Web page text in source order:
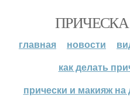
главная новости
как делать
прически и макияж на